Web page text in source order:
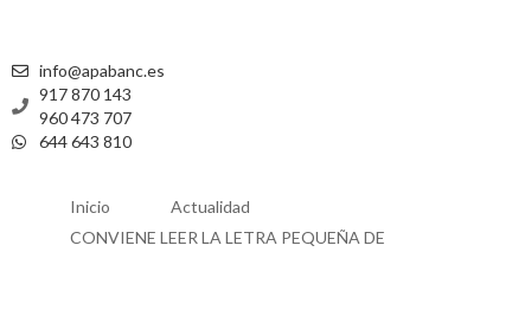
info@apabanc.es
917 870 143
960 473 707
644 643 810
Inicio
Actualidad
CONVIENE LEER LA LETRA PEQUEÑA DE